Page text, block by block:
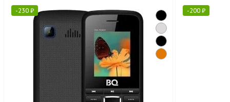
-230₽ -200₽